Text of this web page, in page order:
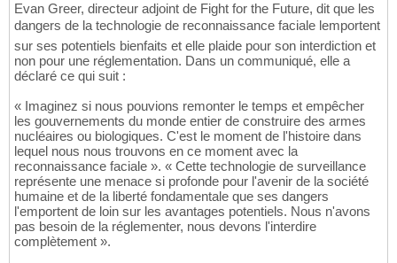
Evan Greer, directeur adjoint de Fight for the Future, dit que les
dangers de la technologie de reconnaissance faciale lemportent
sur ses potentiels bienfaits et elle plaide pour son interdiction et
non pour une réglementation. Dans un communiqué, elle a
déclaré ce qui suit :
« Imaginez si nous pouvions remonter le temps et empêcher
les gouvernements du monde entier de construire des armes
nucléaires ou biologiques. C'est le moment de l'histoire dans
lequel nous nous trouvons en ce moment avec la
reconnaissance faciale ». « Cette technologie de surveillance
représente une menace si profonde pour l'avenir de la société
humaine et de la liberté fondamentale que ses dangers
l'emportent de loin sur les avantages potentiels. Nous n'avons
pas besoin de la réglementer, nous devons l'interdire
complètement ».